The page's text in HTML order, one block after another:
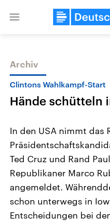
Close
Themen
Landtagswahl Sachsen-Anhalt
2026
Alle Informationen
Sachsen-Anhalt wählt am 6.
September 2026 einen neuen
Landtag. Seit 2021 wird das
Bundesland von einer
Archiv
Clintons Wahlkampf-Start
Hände schütteln
In den USA nimmt das
Ted Cruz und Rand
Republikaner Marco
angemeldet.
schon unterwegs in
Entscheidungen bei